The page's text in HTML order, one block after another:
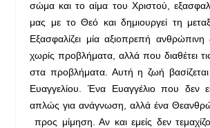
σώμα και το αίμα του Χριστού,
μας με το Θεό και δημιουργεί τη
Εξασφαλίζει μία αξιοπρεπή ανθρώπινη
χωρίς προβλήματα, αλλά που διαθέτει
στα προβλήματα. Αυτή η ζωή
Ευαγγελίου. Ένα Ευαγγέλιο που δεν
απλώς για ανάγνωση, αλλά ένα
προς μίμηση. Αν και εμείς δεν